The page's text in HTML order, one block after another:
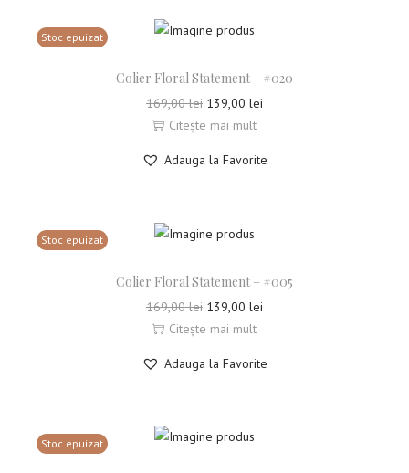
Stoc epuizat
Colier Floral Statement – #020
169,00lei 139,00 lei
Citește mai mult
Adauga la Favorite
Stoc epuizat
Colier Floral Statement – #005
169,00lei 139,00 lei
Citește mai mult
Adauga la Favorite
Stoc epuizat